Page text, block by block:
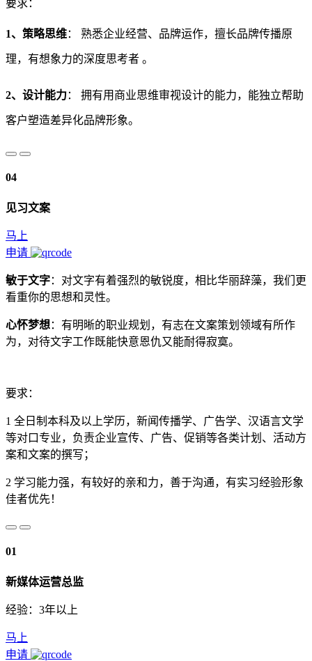
要求：
1、策略思维： 熟悉企业经营、品牌运作，擅长品牌传播原
理，有想象力的深度思考者 。
2、设计能力： 拥有用商业思维审视设计的能力，能独立帮助
客户塑造差异化品牌形象。
04
见习文案
马上
申请
敏于文字：对文字有着强烈的敏锐度，相比华丽辞藻，我们更
看重你的思想和灵性。
心怀梦想：有明晰的职业规划，有志在文案策划领域有所作
为，对待文字工作既能快意恩仇又能耐得寂寞。
要求：
1 全日制本科及以上学历，新闻传播学、广告学、汉语言文学
等对口专业，负责企业宣传、广告、促销等各类计划、活动方
案和文案的撰写；
2 学习能力强，有较好的亲和力，善于沟通，有实习经验形象
佳者优先！
01
新媒体运营总监
经验：3年以上
马上
申请